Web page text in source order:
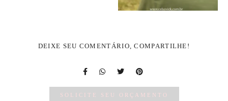
DEIXE SEU COMENTÁRIO, COMPARTILHE!
SOLICITE SEU ORÇAMENTO